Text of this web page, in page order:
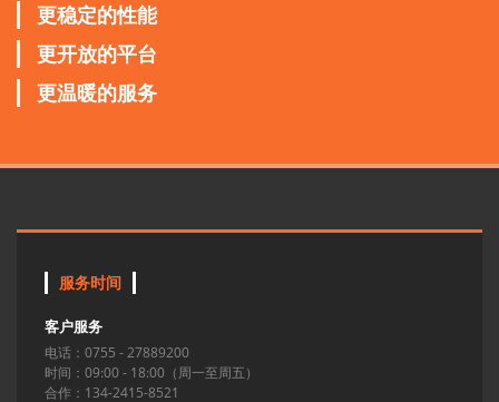
更稳定的性能
更开放的平台
更温暖的服务
服务时间
客户服务
电话：0755 - 27889200
时间：09:00 - 18:00（周一至周五）
合作：134-2415-8521